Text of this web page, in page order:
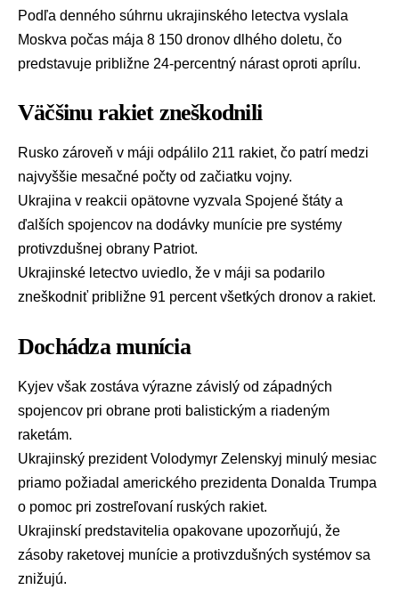
Podľa denného súhrnu ukrajinského letectva vyslala
Moskva počas mája 8 150 dronov dlhého doletu, čo
predstavuje približne 24-percentný nárast oproti aprílu.
Väčšinu rakiet zneškodnili
Rusko zároveň v máji odpálilo 211 rakiet, čo patrí medzi
najvyššie mesačné počty od začiatku vojny.
Ukrajina v reakcii opätovne vyzvala Spojené štáty a
ďalších spojencov na dodávky munície pre systémy
protivzdušnej obrany Patriot.
Ukrajinské letectvo uviedlo, že v máji sa podarilo
zneškodniť približne 91 percent všetkých dronov a rakiet.
Dochádza munícia
Kyjev však zostáva výrazne závislý od západných
spojencov pri obrane proti balistickým a riadeným
raketám.
Ukrajinský prezidentVolodymyr Zelenskyj minulý mesiac
priamo požiadal amerického prezidenta Donalda Trumpa
o pomoc pri zostreľovaní ruských rakiet.
Ukrajinskí predstavitelia opakovane upozorňujú, že
zásoby raketovej munície a protivzdušných systémov sa
znižujú.